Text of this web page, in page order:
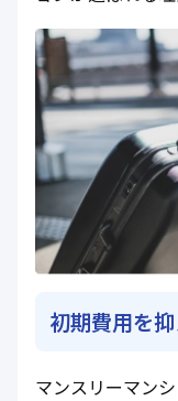
初期費用を
マンスリーマン